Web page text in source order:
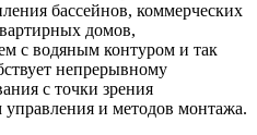
бассейнов, коммерческих
домов,
с водяным контуром и так
непрерывному
с точки зрения
управления и методов монтажа.